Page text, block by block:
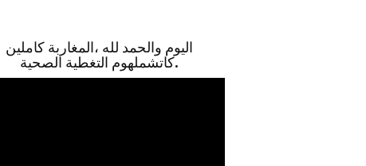
اليوم والحمد لله ،المغاربة كاملين
كاتشملهوم التغطية الصحية.